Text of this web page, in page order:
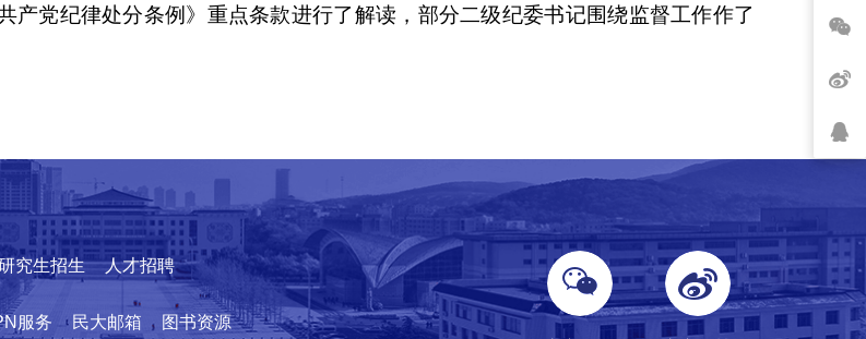
产党纪律处分条例》重点条款进行了解读，部分二级纪委书记围绕监督工作作了
究生招生 人才招聘
服务 民大邮箱
图书资源